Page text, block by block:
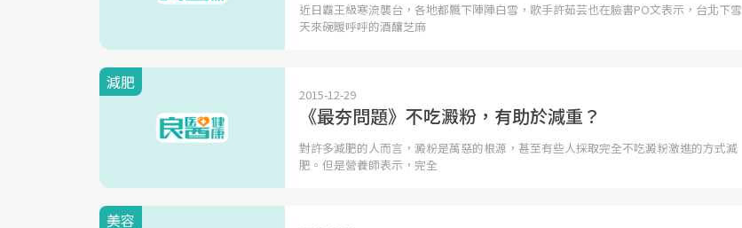
近日霸王級寒流襲台，各地都飄下陣陣白雪，歌手許茹芸也在臉書PO文表示，台北下雪
天來碗暖呼呼的酒釀芝麻
減肥
2015-12-29
《最夯問題》不吃澱粉，有助於減重？
對許多減肥的人而言，澱粉是萬惡的根源，甚至有些人採取完全不吃澱粉激進的方式減
肥。但是營養師表示，完全
美容